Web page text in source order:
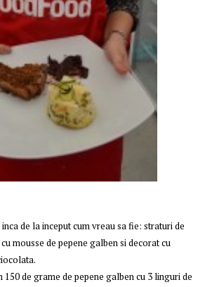
de la inceput cum vreau sa fie: straturi de
mousse de pepene galben si decorat cu
150 de grame de pepene galben cu 3 linguri de